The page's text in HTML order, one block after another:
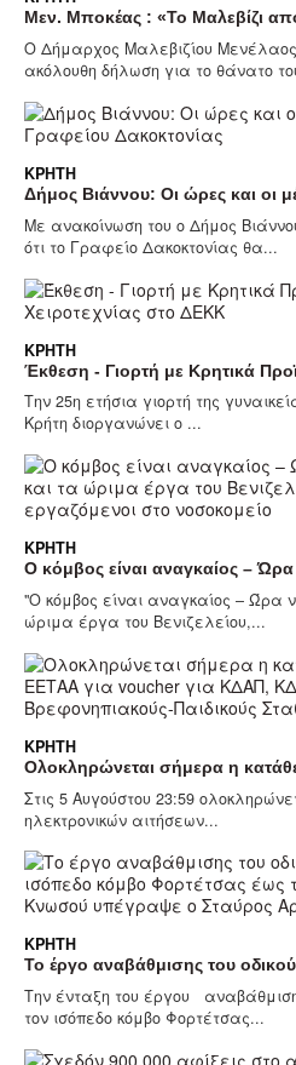
Μεν. Μποκέας : «Το Μαλεβίζι
Ο Δήμαρχος Μαλεβιζίου
ακόλουθη δήλωση για το θάνατο
ΚΡΉΤΗ
Δήμος Βιάννου: Οι ώρες και οι
Με ανακοίνωση του ο Δήμος
ότι το Γραφείο Δακοκτονίας θα...
ΚΡΉΤΗ
Έκθεση - Γιορτή με Κρητικά
Την 25η ετήσια γιορτή της
Κρήτη διοργανώνει ο ...
ΚΡΉΤΗ
Ο κόμβος είναι αναγκαίος –
"Ο κόμβος είναι αναγκαίος – Ώρα
ώριμα έργα του Βενιζελείου,...
ΚΡΉΤΗ
Ολοκληρώνεται σήμερα η
Στις 5 Αυγούστου 23:59
ηλεκτρονικών αιτήσεων...
ΚΡΉΤΗ
Το έργο αναβάθμισης του
Την ένταξη του έργου
τον ισόπεδο κόμβο Φορτέτσας...